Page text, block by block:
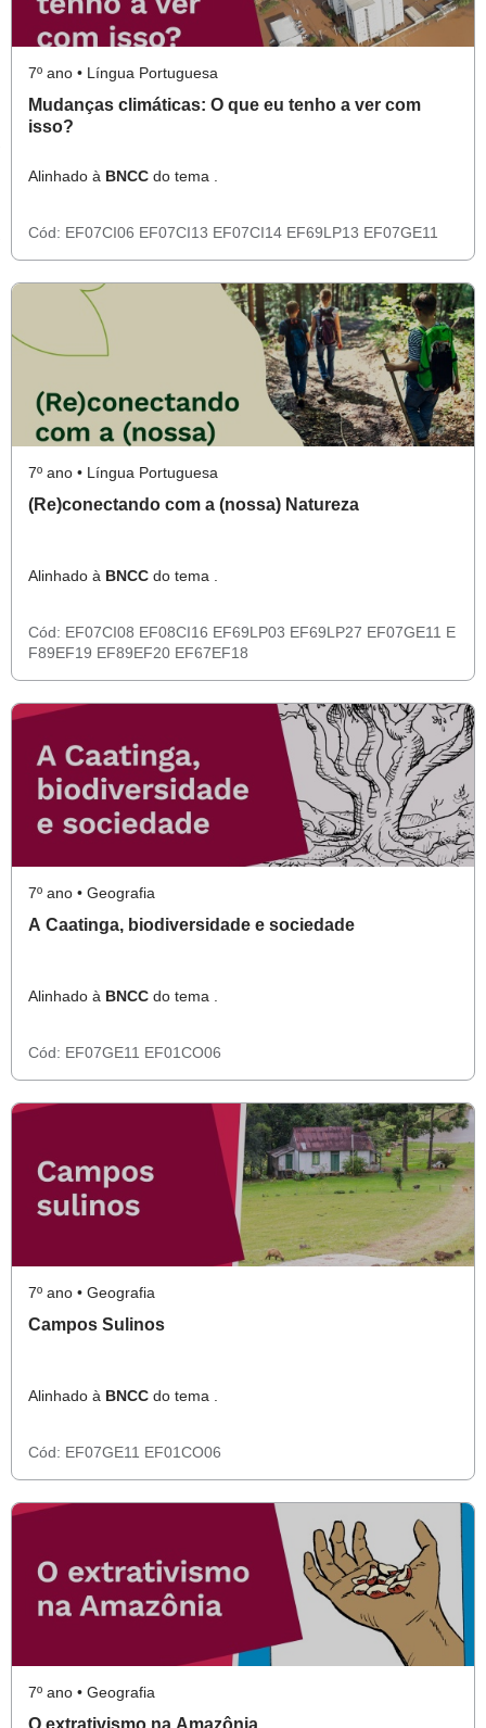
7º ano • Língua Portuguesa
Mudanças climáticas: O que eu tenho a ver com
isso?
Alinhado à BNCC do tema .
Cód: EF07CI06 EF07CI13 EF07CI14 EF69LP13 EF07GE11
7º ano • Língua Portuguesa
(Re)conectando com a (nossa) Natureza
Alinhado à BNCC do tema .
Cód: EF07CI08 EF08CI16 EF69LP03 EF69LP27 EF07GE11 E
F89EF19 EF89EF20 EF67EF18
7º ano • Geografia
A Caatinga, biodiversidade e sociedade
Alinhado à BNCC do tema .
Cód: EF07GE11 EF01CO06
7º ano • Geografia
Campos Sulinos
Alinhado à BNCC do tema .
Cód: EF07GE11 EF01CO06
7º ano • Geografia
O extrativismo na Amazônia